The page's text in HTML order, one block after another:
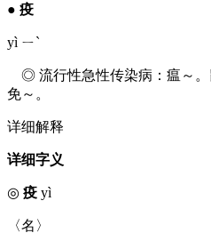
● 疫
yì ㄧˋ
◎ 流行性急性传染病：瘟～。
免～。
详细解释
详细字义
◎ 疫 yì
〈名〉